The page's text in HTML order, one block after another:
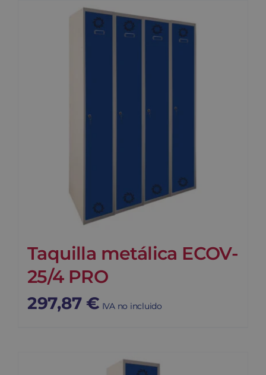
Taquilla metálica ECOV-
25/4 PRO
297,87 € IVA no incluido